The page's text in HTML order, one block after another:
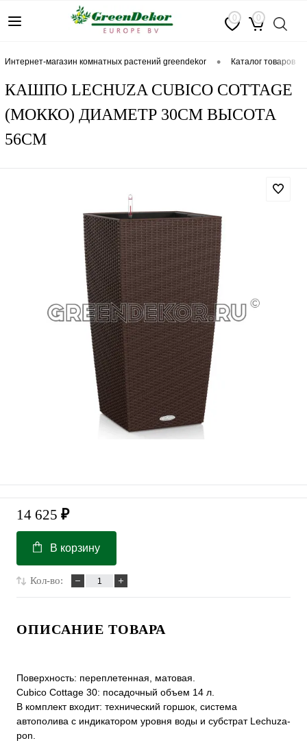
0 0
интернет-магазин комнатных растений greendekor • каталог товаров
КАШПО LECHUZA CUBICO COTTAGE
(МОККО) ДИАМЕТР 30СМ ВЫСОТА
56СМ
14 625 ₽
В корзину
Кол-во:
ОПИСАНИЕ ТОВАРА
Поверхность: переплетенная, матовая.
Сubico Cottage 30: посадочный объем 14 л.
В комплект входит: технический горшок, система
автополива с индикатором уровня воды и субстрат Lechuza-
pon.